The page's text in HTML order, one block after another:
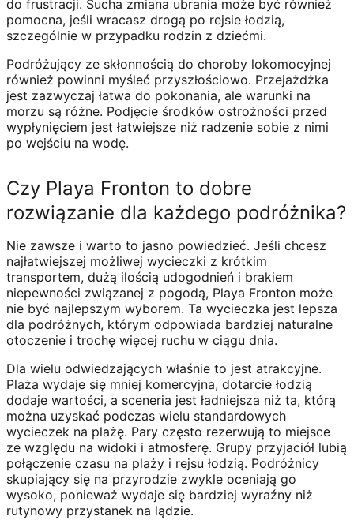
do frustracji. Sucha zmiana ubrania może być również
pomocna, jeśli wracasz drogą po rejsie łodzią,
szczególnie w przypadku rodzin z dziećmi.
Podróżujący ze skłonnością do choroby lokomocyjnej
również powinni myśleć przyszłościowo. Przejażdżka
jest zazwyczaj łatwa do pokonania, ale warunki na
morzu są różne. Podjęcie środków ostrożności przed
wypłynięciem jest łatwiejsze niż radzenie sobie z nimi
po wejściu na wodę.
Czy Playa Fronton to dobre
rozwiązanie dla każdego podróżnika?
Nie zawsze i warto to jasno powiedzieć. Jeśli chcesz
najłatwiejszej możliwej wycieczki z krótkim
transportem, dużą ilością udogodnień i brakiem
niepewności związanej z pogodą, Playa Fronton może
nie być najlepszym wyborem. Ta wycieczka jest lepsza
dla podróżnych, którym odpowiada bardziej naturalne
otoczenie i trochę więcej ruchu w ciągu dnia.
Dla wielu odwiedzających właśnie to jest atrakcyjne.
Plaża wydaje się mniej komercyjna, dotarcie łodzią
dodaje wartości, a sceneria jest ładniejsza niż ta, którą
można uzyskać podczas wielu standardowych
wycieczek na plażę. Pary często rezerwują to miejsce
ze względu na widoki i atmosferę. Grupy przyjaciół lubią
połączenie czasu na plaży i rejsu łodzią. Podróżnicy
skupiający się na przyrodzie zwykle oceniają go
wysoko, ponieważ wydaje się bardziej wyraźny niż
rutynowy przystanek na lądzie.